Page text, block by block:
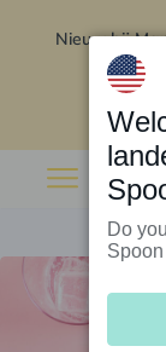
Nieuw bij
Do